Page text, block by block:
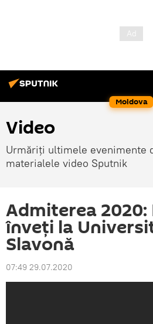
Moldova
Video
Urmăriți ultimele evenimente
materialele video Sputnik
Admiterea 2020:
înveți la
Slavonă
07:49 29.07.2020